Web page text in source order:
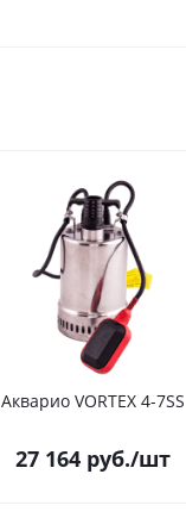
Акварио VORTEX 4-7SS
27 164 руб./шт